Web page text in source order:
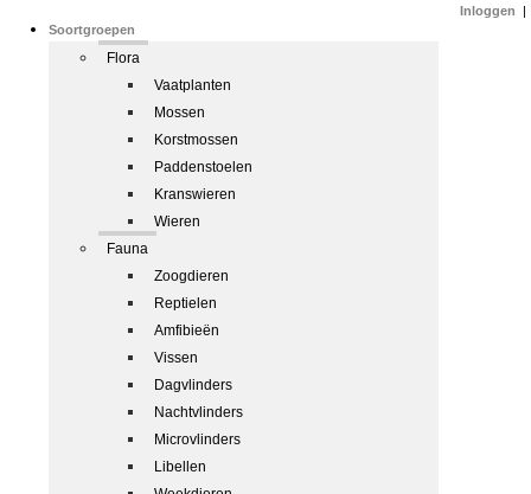
Soortgroepen
Flora
Vaatplanten
Mossen
Korstmossen
Paddenstoelen
Kranswieren
Wieren
Fauna
Zoogdieren
Reptielen
Amfibieën
Vissen
Dagvlinders
Nachtvlinders
Microvlinders
Libellen
Inloggen |